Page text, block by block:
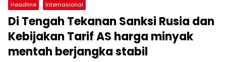
Headline Internasional
Di Tengah Tekanan Sanksi Rusia dan
Kebijakan Tarif AS harga minyak
mentah berjangka stabil